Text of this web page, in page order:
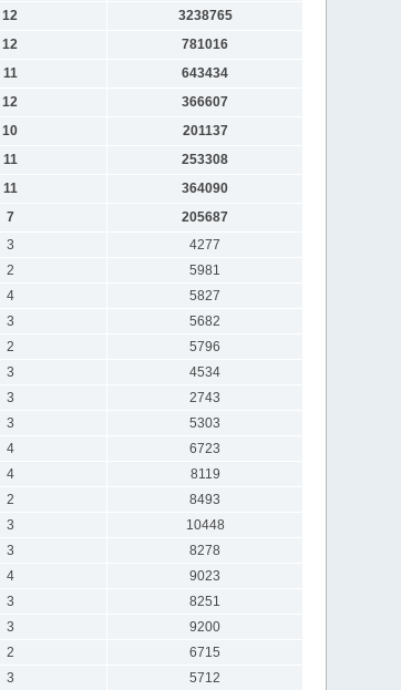
12
3238765
12
781016
11
643434
12
366607
10
201137
11
253308
11
364090
7
205687
3
4277
2
5981
4
5827
3
5682
2
5796
3
4534
3
2743
3
5303
4
6723
4
8119
2
8493
3
10448
3
8278
4
9023
3
8251
3
9200
2
6715
3
5712